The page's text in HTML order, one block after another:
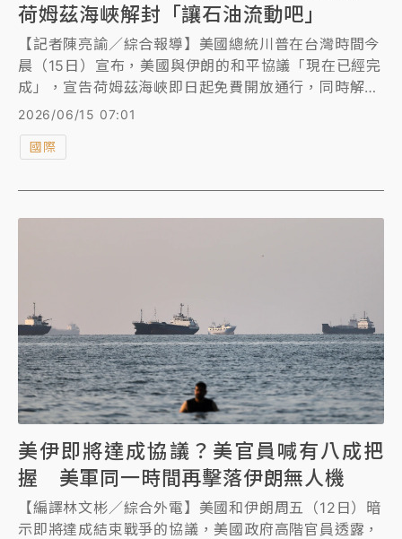
荷姆茲海峽解封「讓石油流動吧」
【記者陳亮諭／綜合報導】美國總統川普在台灣時間今
晨（15日）宣布，美國與伊朗的和平協議「現在已經完
成」，宣告荷姆茲海峽即日起免費開放通行，同時解除
美國海上封鎖，「讓石油流動吧！」巴基斯坦總理指
出，本月19日將在日內瓦舉行簽署儀式；美國副總統范
斯透露，川普可能親自出席。
2026/06/15 07:01
國際
美伊即將達成協議？美官員喊有八成把
握 美軍同一時間再擊落伊朗無人機
【編譯林文彬／綜合外電】美國和伊朗周五（12日）暗
示即將達成結束戰爭的協議，美國政府高階官員透露，